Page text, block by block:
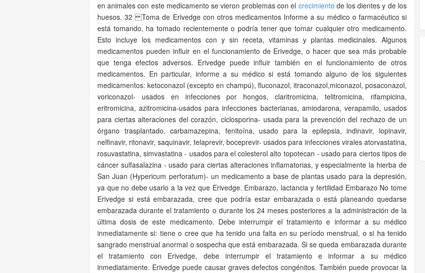
en animales con este medicamento se vieron problemas con el crecimiento de los dientes y de los
huesos. 32 Toma de Erivedge con otros medicamentos Informe a su médico o farmacéutico si
está tomando, ha tomado recientemente o podría tener que tomar cualquier otro medicamento.
Esto incluye los medicamentos con y sin receta, vitaminas y plantas medicinales. Algunos
medicamentos pueden influir en el funcionamiento de Erivedge, o hacer que sea más probable
que tenga efectos adversos. Erivedge puede influir también en el funcionamiento de otros
medicamentos. En particular, informe a su médico si está tomando alguno de los siguientes
medicamentos: ketoconazol (excepto en champú), fluconazol, itraconazol,miconazol, posaconazol,
voriconazol- usados en infecciones por hongos, claritromicina, telitromicina, rifampicina,
eritromicina, azitromicina-usados para infecciones bacterianas, amiodarona, verapamilo, usados
para ciertas alteraciones del corazón, ciclosporina- usada para la prevención del rechazo de un
órgano trasplantado, carbamazepina, fenitoína, usado para la epilepsia, indinavir, lopinavir,
nelfinavir, ritonavir, saquinavir, telaprevir, boceprevir- usados para infecciones virales atorvastatina,
rosuvastatina, simvastatina - usados para el colesterol alto topotecan - usado para ciertos tipos de
cáncer sulfasalazina - usado para ciertas alteraciones inflamatorias, y especialmente la hierba de
San Juan (Hypericum perforatum)- un medicamento a base de plantas usado para la depresión,
ya que no debe usarlo a la vez que Erivedge. Embarazo, lactancia y fertilidad Embarazo No tome
Erivedge si está embarazada, cree que podría estar embarazada o está planeando quedarse
embarazada durante el tratamiento o durante los 24 meses posteriores a la administración de la
última dosis de este medicamento. Debe interrumpir el tratamiento e informar a su médico
inmediatamente si: tiene o cree que ha tenido una falta en su período menstrual, o si ha tenido
sangrado menstrual anormal o sospecha que está embarazada. Si se queda embarazada durante
el tratamiento con Erivedge, debe interrumpir el tratamiento e informar a su médico
inmediatamente. Erivedge puede causar graves defectos congénitos. También puede provocar la